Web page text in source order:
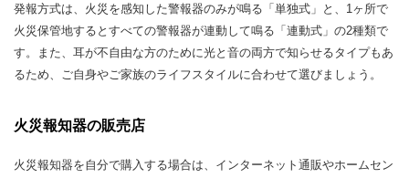
発報方式は、火災を感知した警報器のみが鳴る「単独式」と、1ヶ所で
火災保管地するとすべての警報器が連動して鳴る「連動式」の2種類で
す。また、耳が不自由な方のために光と音の両方で知らせるタイプもあ
るため、ご自身やご家族のライフスタイルに合わせて選びましょう。
火災報知器の販売店
火災報知器を自分で購入する場合は、インターネット通販やホームセン